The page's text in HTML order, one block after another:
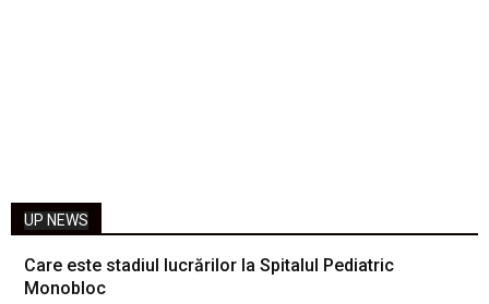
UP NEWS
Care este stadiul lucrărilor la Spitalul Pediatric
Monobloc